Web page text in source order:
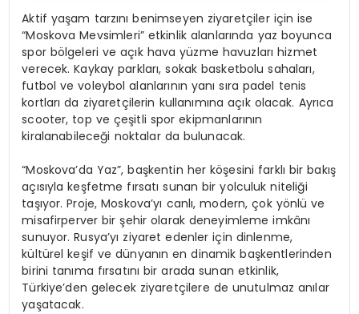
Aktif yaşam tarzını benimseyen ziyaretçiler için ise
“Moskova Mevsimleri” etkinlik alanlarında yaz boyunca
spor bölgeleri ve açık hava yüzme havuzları hizmet
verecek. Kaykay parkları, sokak basketbolu sahaları,
futbol ve voleybol alanlarının yanı sıra padel tenis
kortları da ziyaretçilerin kullanımına açık olacak. Ayrıca
scooter, top ve çeşitli spor ekipmanlarının
kiralanabileceği noktalar da bulunacak.
“Moskova’da Yaz”, başkentin her köşesini farklı bir bakış
açısıyla keşfetme fırsatı sunan bir yolculuk niteliği
taşıyor. Proje, Moskova’yı canlı, modern, çok yönlü ve
misafirperver bir şehir olarak deneyimleme imkânı
sunuyor. Rusya’yı ziyaret edenler için dinlenme,
kültürel keşif ve dünyanın en dinamik başkentlerinden
birini tanıma fırsatını bir arada sunan etkinlik,
Türkiye’den gelecek ziyaretçilere de unutulmaz anılar
yaşatacak.